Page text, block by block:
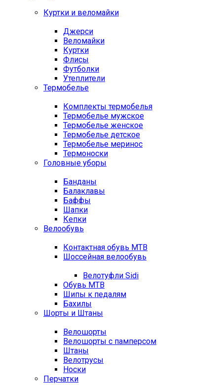
Куртки и веломайки
Джерси
Веломайки
Куртки
Флисы
Футболки
Утеплители
Термобелье
Комплекты термобелья
Термобелье мужское
Термобелье женское
Термобелье детское
Термобелье меринос
Термоноски
Головные уборы
Банданы
Балаклавы
Баффы
Шапки
Кепки
Велообувь
Контактная обувь MTB
Шоссейная велообувь
Велотуфли Sidi
Обувь MTB
Шипы к педалям
Бахилы
Шорты и Штаны
Велошорты
Велошорты с памперсом
Штаны
Велотрусы
Носки
Перчатки